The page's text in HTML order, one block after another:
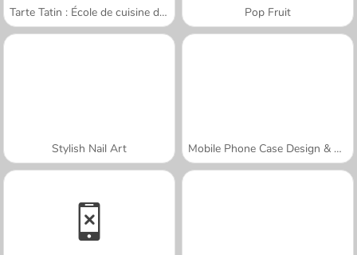
Tarte Tatin : École de cuisine de Sara Pop Fruit
Stylish Nail Art Mobile Phone Case Design & DIY